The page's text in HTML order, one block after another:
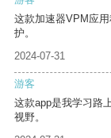
这款加速器VPM应
护。
2024-07-31
游客
这款app是我学习路
视野。